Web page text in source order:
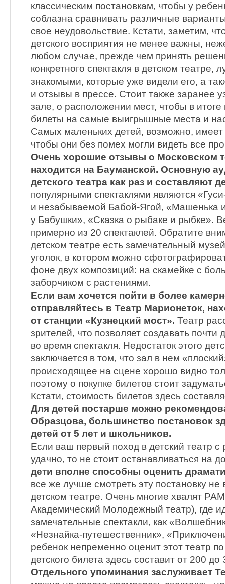
классическим постановкам, чтобы у
соблазна сравнивать различные
свое неудовольствие. Кстати, заметим,
детского восприятия не менее важны,
любом случае, прежде чем принять
конкретного спектакля в детском театре,
знакомыми, которые уже видели его, а
и отзывы в прессе. Стоит также заранее
зале, о расположении мест, чтобы в итоге
билеты на самые выигрышные места и
Самых маленьких детей, возможно, имеет
чтобы они без помех могли видеть все
Очень хорошие отзывы о Московском
находится на Бауманской. Основную
детского театра как раз и составляют
популярными спектаклями являются
и незабываемой Бабой-Ягой,
у Бабушки», «Сказка о рыбаке и рыбке».
примерно из 20 спектаклей. Обратите
детском театре есть замечательный
уголок, в котором можно
фоне двух композиций: на скамейке с
заборчиком с растениями.
Если вам хочется пойти в более
отправляйтесь в Театр Марионеток,
от станции «Кузнецкий мост». Театр
зрителей, что позволяет создавать
во время спектакля. Недостаток этого
заключается в том, что зал в нем
происходящее на сцене хорошо видно
поэтому о покупке билетов стоит
Кстати, стоимость билетов здесь
Для детей постарше можно
Образцова, большинство постановок
детей от 5 лет и школьников.
Если ваш первый поход в детский театр
удачно, то не стоит останавливаться на
дети вполне способны оценить
все же лучше смотреть эту постановку не
детском театре. Очень многие хвалят
Академический Молодежный театр), где
замечательные спектакли, как
«Незнайка-путешественник»,
ребенок непременно оценит этот театр
детского билета здесь составит от 200 до
Отдельного упоминания заслуживает